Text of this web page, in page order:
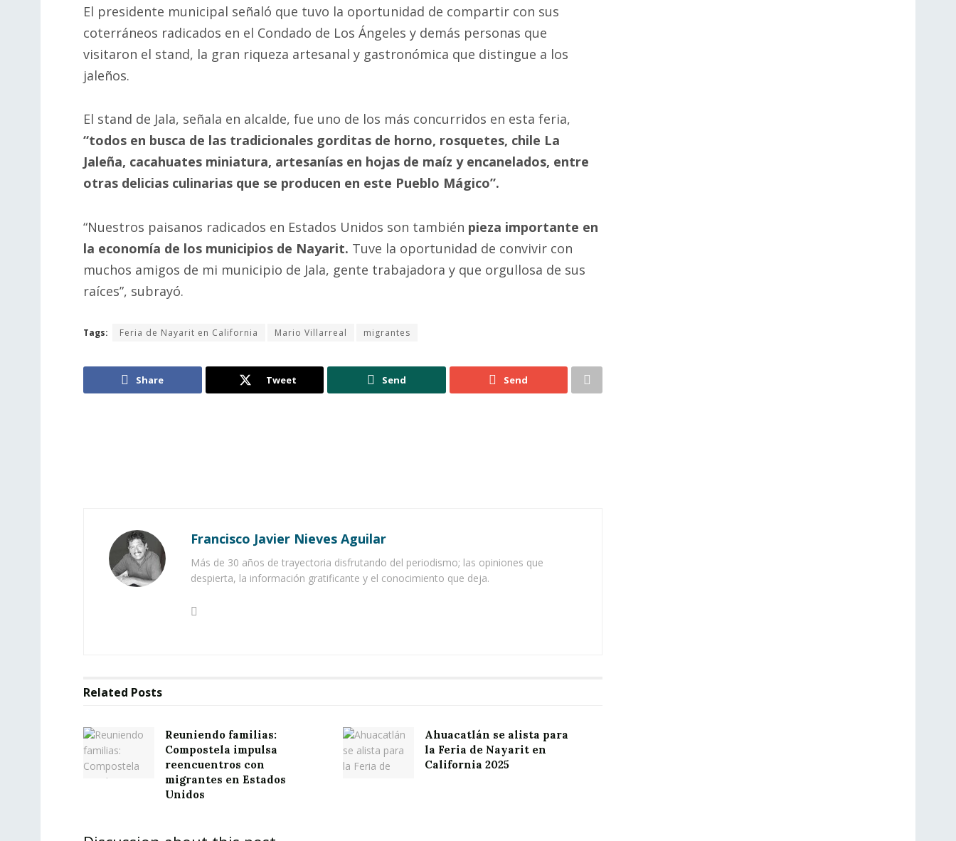
El presidente municipal señaló que tuvo la oportunidad de compartir con sus
coterráneos radicados en el Condado de Los Ángeles y demás personas que
visitaron el stand, la gran riqueza artesanal y gastronómica que distingue a los
jaleños.
El stand de Jala, señala en alcalde, fue uno de los más concurridos en esta feria,
“todos en busca de las tradicionales gorditas de horno, rosquetes, chile La
Jaleña, cacahuates miniatura, artesanías en hojas de maíz y encanelados, entre
otras delicias culinarias que se producen en este Pueblo Mágico”.
“Nuestros paisanos radicados en Estados Unidos son también pieza importante en
la economía de los municipios de Nayarit. Tuve la oportunidad de convivir con
muchos amigos de mi municipio de Jala, gente trabajadora y que orgullosa de sus
raíces”, subrayó.
Tags: Feria de Nayarit en California Mario Villarreal migrantes
Share Tweet Send Send
Francisco Javier Nieves Aguilar
Más de 30 años de trayectoria disfrutando del periodismo; las opiniones que
despierta, la información gratificante y el conocimiento que deja.
Related Posts
Reuniendo familias:
Compostela impulsa
reencuentros con
migrantes en Estados
Unidos
Ahuacatlán se alista para
la Feria de Nayarit en
California 2025